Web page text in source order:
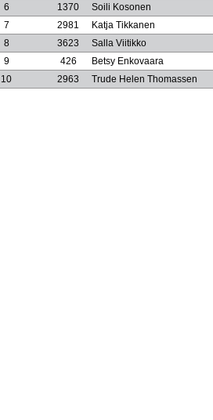
6
1370
Soili Kosonen
7
2981
Katja Tikkanen
8
3623
Salla Viitikko
9
426
Betsy Enkovaara
10
2963 Trude Helen Thomassen